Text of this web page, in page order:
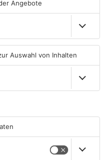
Waldbrandgefahr im
Primaveraland bleibt
06.08.2026, 06:34 UHR IN